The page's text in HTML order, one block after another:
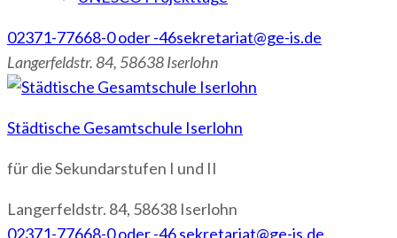
02371-77668-0 oder -46sekretariat@ge-is.de
Langerfeldstr. 84, 58638 Iserlohn
Städtische Gesamtschule Iserlohn
für die Sekundarstufen I und II
Langerfeldstr. 84, 58638 Iserlohn
02371-77668-0 oder -46sekretariat@ge-is.de